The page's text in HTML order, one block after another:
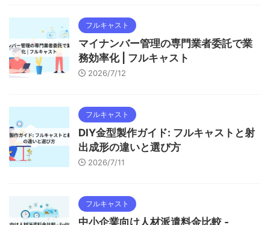
フルキャスト
マイナンバー管理の専門業者委託で業
務効率化 | フルキャスト
2026/7/12
フルキャスト
DIY金型製作ガイド: フルキャストと射
出成形の違いと選び方
2026/7/11
フルキャスト
中小企業向け人材派遣料金比較 -